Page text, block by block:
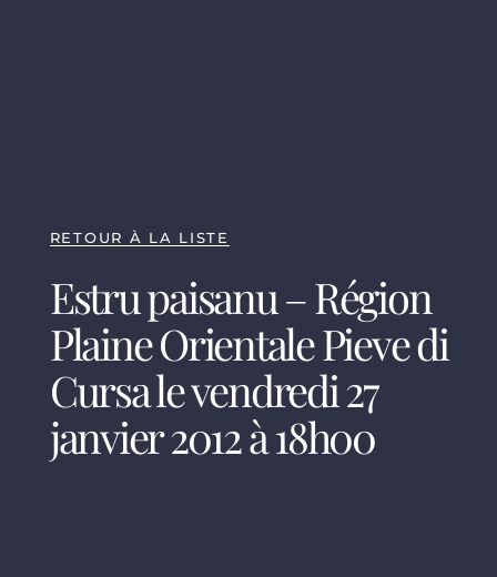
RETOUR À LA LISTE
Estru paisanu – Région
Plaine Orientale Pieve di
Cursa le vendredi 27
janvier 2012 à 18h00